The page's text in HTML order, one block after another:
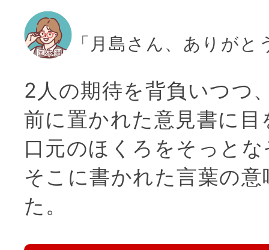
「月島さん、ありがと
2人の期待を背負いつつ
前に置かれた意見書に
口元のほくろをそっと
そこに書かれた言葉の
た。